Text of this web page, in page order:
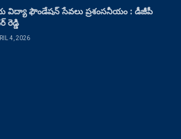
విద్యా ఫౌండేషన్ సేవలు ప్రశంసనీయం : డీజీపీ
రెడ్డి
4, 2026